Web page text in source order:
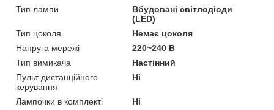
Тип лампи
Вбудовані світлодіоди
(LED)
Тип цоколя
Немає цоколя
Напруга мережі
220~240 В
Тип вимикача
Настінний
Пульт дистанційного
керування
Ні
Лампочки в комплекті
Ні